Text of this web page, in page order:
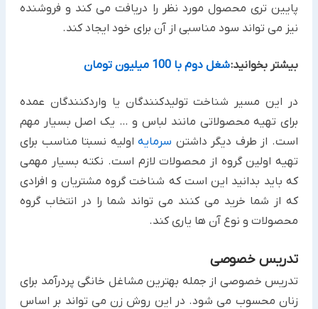
پایین تری محصول مورد نظر را دریافت می کند و فروشنده
نیز می تواند سود مناسبی از آن برای خود ایجاد کند.
بیشتر بخوانید:شغل دوم با 100 میلیون تومان
در این مسیر شناخت تولیدکنندگان یا واردکنندگان عمده
برای تهیه محصولاتی مانند لباس و … یک اصل بسیار مهم
است. از طرف دیگر داشتن سرمایهاولیه نسبتا مناسب برای
تهیه اولین گروه از محصولات لازم است. نکته بسیار مهمی
که باید بدانید این است که شناخت گروه مشتریان و افرادی
که از شما خرید می کنند می تواند شما را در انتخاب گروه
محصولات و نوع آن ها یاری کند.
تدریس خصوصی
تدریس خصوصی از جمله بهترین مشاغل خانگی پردرآمد برای
زنان محسوب می شود. در این روش زن می تواند بر اساس